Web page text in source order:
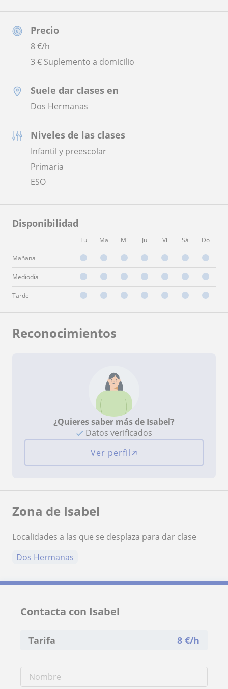
Precio
8€/h
3 € Suplemento a domicilio
Suele dar clases en
Dos Hermanas
Niveles de las clases
Infantil y preescolar
Primaria
ESO
Disponibilidad
Lu Ma Mi Ju Vi Sá Do
Mañana
Mediodía
Tarde
Reconocimientos
¿Quieres saber más de Isabel?
Datos verificados
Ver perfil
Zona de Isabel
Localidades a las que se desplaza para dar clase
Dos Hermanas
Contacta con Isabel
Tarifa 8 €/h